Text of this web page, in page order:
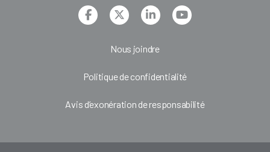
Nous joindre
Politique de confidentialité
Avis d’exonération de responsabilité